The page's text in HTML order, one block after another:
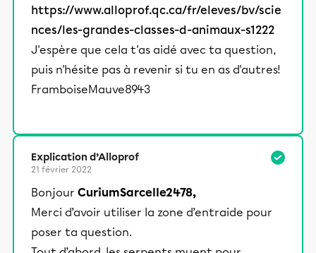
https://www.alloprof.qc.ca/fr/eleves/bv/scie
nces/les-grandes-classes-d-animaux-s1222
J'espère que cela t'as aidé avec ta question,
puis n'hésite pas à revenir si tu en as d'autres!
FramboiseMauve8943
Explication d’Alloprof
21 février 2022
Bonjour CuriumSarcelle2478,
Merci d’avoir utiliser la zone d’entraide pour
poser ta question.